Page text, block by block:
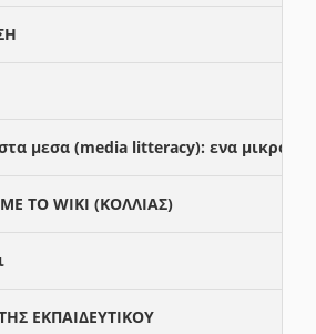
μεσα (media litteracy): ενα μικρο
ΤΟ WIKI (ΚΟΛΛΙΑΣ)
ΕΚΠΑΙΔΕΥΤΙΚΟΥ